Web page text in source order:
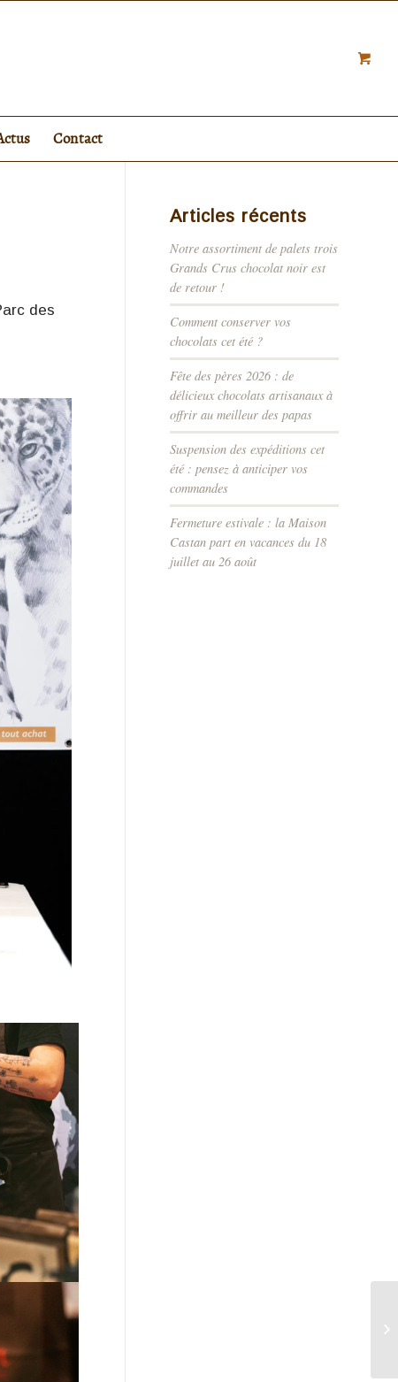
Contact
des
Articles récents
Notre assortiment de palets trois
Grands Crus chocolat noir est
de retour !
Comment conserver vos
chocolats cet été ?
Fête des pères 2026 : de
délicieux chocolats artisanaux à
offrir au meilleur des papas
Suspension des expéditions cet
été : pensez à anticiper vos
commandes
Fermeture estivale : la Maison
Castan part en vacances du 18
juillet au 26 août